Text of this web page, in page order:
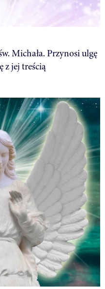
Michała. Przynosi ulgę
z jej treścią